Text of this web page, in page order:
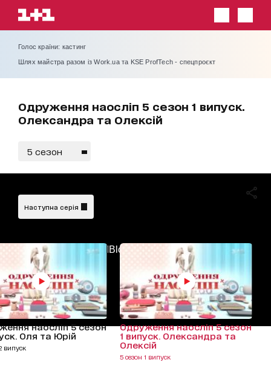
Голос країни: кастинг
Шлях майстра разом із Work.ua та KSE ProfTech - спецпроєкт
Одруження наосліп 5 сезон 1 випуск.
Олександра та Олексій
5 сезон
AdBlockDetected!
Наступна серія
наосліп 5 сезон
Оля та Юрій
випуск
Одруження наосліп 5 сезон
1 випуск. Олександра та
Олексій
5 сезон 1 випуск